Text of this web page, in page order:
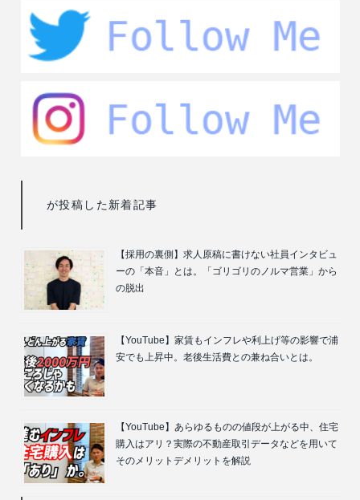
が投稿した新着記事
【採用の裏側】求人原稿に書けない社員インタビュ
ーの「本音」とは。「ゴリゴリのノルマ営業」から
の脱出
【YouTube】家賃もインフレや利上げ等の影響で浦
安でも上昇中。老後生活費との兼ね合いとは。
【YouTube】あらゆるものの値段が上がる中、住宅
購入はアリ？実際の不動産取引データなどを用いて
そのメリットデメリットを解説